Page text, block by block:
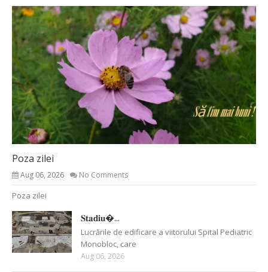
Poza zilei
Aug 06, 2026 No Comments
Poza zilei
𝐒𝐭𝐚𝐝𝐢𝐮�...
Lucrările de edificare a viitorului Spital Pediatric
Monobloc, care
Aug 06, 2026